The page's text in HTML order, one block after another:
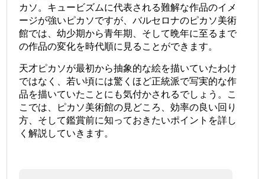
カソ。キュービズムに代表される難解な作品のイメ
ージが強いピカソですが、バルセロナのピカソ美術
館では、幼少期から青年期、そして晩年に至るまで
の作品の変化を時代順に見ることができます。
天才ピカソが最初から抽象的な絵を描いていたわけ
ではなく、若い頃には驚くほど正統派で写実的な作
品を描いていたことにも気付かされるでしょう。こ
こでは、ピカソ美術館の見どころ、効率の良い回り
方、そして鑑賞前に知っておきたいポイントを詳し
く解説していきます。